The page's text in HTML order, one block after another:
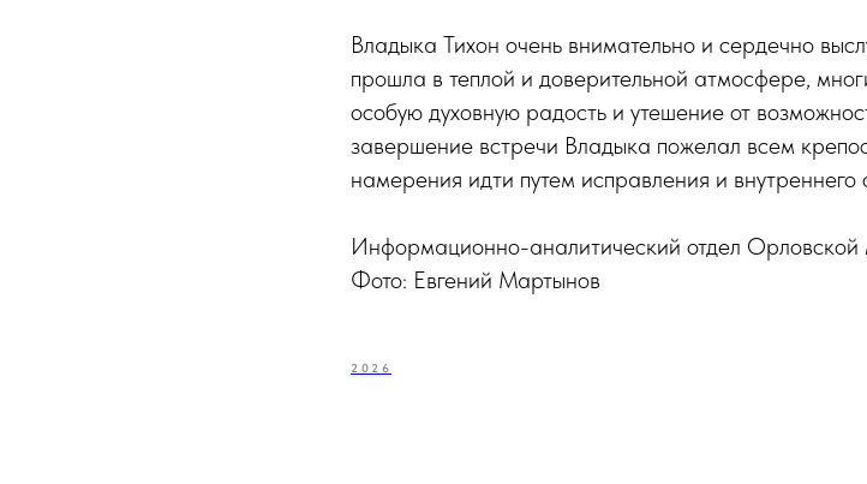
Владыка Тихон очень внимательно и сердечно
прошла в теплой и доверительной атмосфере,
особую духовную радость и утешение от
завершение встречи Владыка пожелал всем
намерения идти путем исправления и внутреннего
Информационно-аналитический отдел Орловской
Фото: Евгений Мартынов
2026